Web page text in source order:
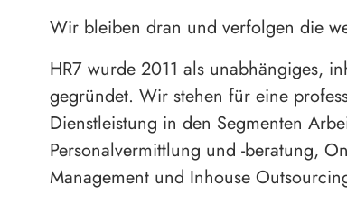
Wir bleiben dran und verfolgen die
HR7 wurde 2011 als unabhängiges,
gegründet. Wir stehen für eine
Dienstleistung in den Segmenten
Personalvermittlung und -beratung,
Management und Inhouse